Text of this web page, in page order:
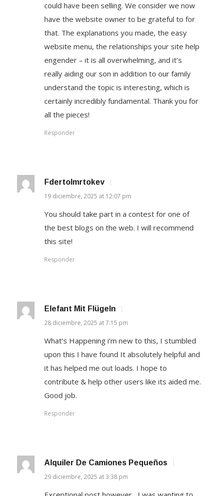
could have been selling. We consider we now
have the website owner to be grateful to for
that. The explanations you made, the easy
website menu, the relationships your site help
engender – it is all overwhelming, and it’s
really aiding our son in addition to our family
understand the topic is interesting, which is
certainly incredibly fundamental. Thank you for
all the pieces!
Responder
Fdertolmrtokev
19 diciembre, 2025 at 12:07 pm
You should take part in a contest for one of
the best blogs on the web. I will recommend
this site!
Responder
Elefant Mit Flügeln
28 diciembre, 2025 at 7:15 pm
What’s Happening i’m new to this, I stumbled
upon this I have found It absolutely helpful and
it has helped me out loads. I hope to
contribute & help other users like its aided me.
Good job.
Responder
Alquiler De Camiones Pequeños
29 diciembre, 2025 at 3:38 pm